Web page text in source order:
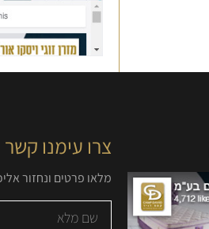
צרו עימנו קשר
מלאו פרטים ונחזור